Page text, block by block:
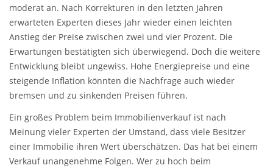
moderat an. Nach Korrekturen in den letzten Jahren
erwarteten Experten dieses Jahr wieder einen leichten
Anstieg der Preise zwischen zwei und vier Prozent. Die
Erwartungen bestätigten sich überwiegend. Doch die weitere
Entwicklung bleibt ungewiss. Hohe Energiepreise und eine
steigende Inflation könnten die Nachfrage auch wieder
bremsen und zu sinkenden Preisen führen.
Ein großes Problem beim Immobilienverkauf ist nach
Meinung vieler Experten der Umstand, dass viele Besitzer
einer Immobilie ihren Wert überschätzen. Das hat bei einem
Verkauf unangenehme Folgen. Wer zu hoch beim